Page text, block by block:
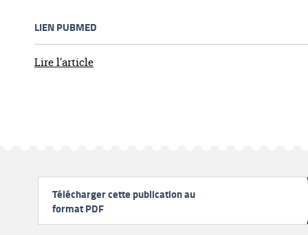
LIEN PUBMED
Lire l'article
Télécharger cette publication au
format PDF